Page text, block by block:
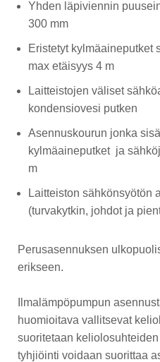
Yhden läpiviennin
300 mm
Eristetyt kylmäaineputket
max etäisyys 4 m
Laitteistojen väliset
kondensiovesi putken
Asennuskourun jonka
kylmäaineputket ja
m
Laitteiston sähkönsyötön
(turvakytkin, johdot ja
Perusasennuksen
erikseen.
Ilmalämpöpumpun
huomioitava vallitsevat
suoritetaan
tyhjiöinti voidaan suorittaa